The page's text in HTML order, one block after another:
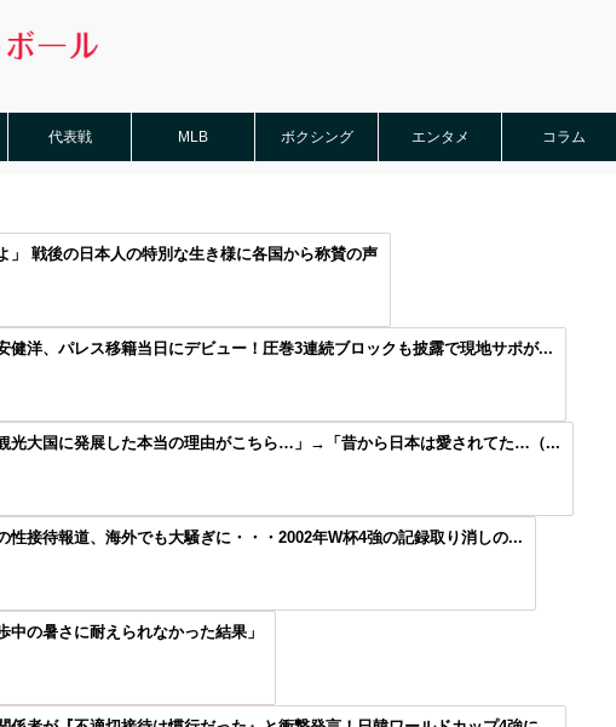
代表戦 MLB ボクシング エンタメ コラム
」 戦後の日本人の特別な生き様に各国から称賛の声
健洋、パレス移籍当日にデビュー！圧巻3連続ブロックも披露で現地サポが...
光大国に発展した本当の理由がこちら…」→「昔から日本は愛されてた…（...
性接待報道、海外でも大騒ぎに・・・2002年W杯4強の記録取り消しの...
の暑さに耐えられなかった結果」